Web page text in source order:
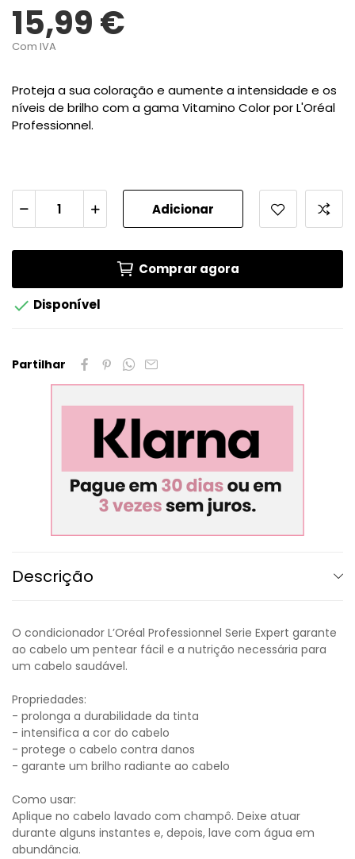
15,99 €
Com IVA
Proteja a sua coloração e aumente a intensidade e os
níveis de brilho com a gama Vitamino Color por L'Oréal
Professionnel.
Adicionar
Comprar agora
 Disponível
Partilhar
Descrição
O condicionador L’Oréal Professionnel Serie Expert garante
ao cabelo um pentear fácil e a nutrição necessária para
um cabelo saudável.
Propriedades:
- prolonga a durabilidade da tinta
- intensifica a cor do cabelo
- protege o cabelo contra danos
- garante um brilho radiante ao cabelo
Como usar:
Aplique no cabelo lavado com champô. Deixe atuar
durante alguns instantes e, depois, lave com água em
abundância.